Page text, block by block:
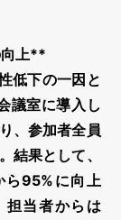
向上**
低下の一因と
議室に導入し
、参加者全員
結果として、
ら95%に向上
担当者からは